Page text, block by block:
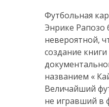
Футбольная
Энрике Рапозо
невероятной,
создание
названием «
Величайший
не игравший в